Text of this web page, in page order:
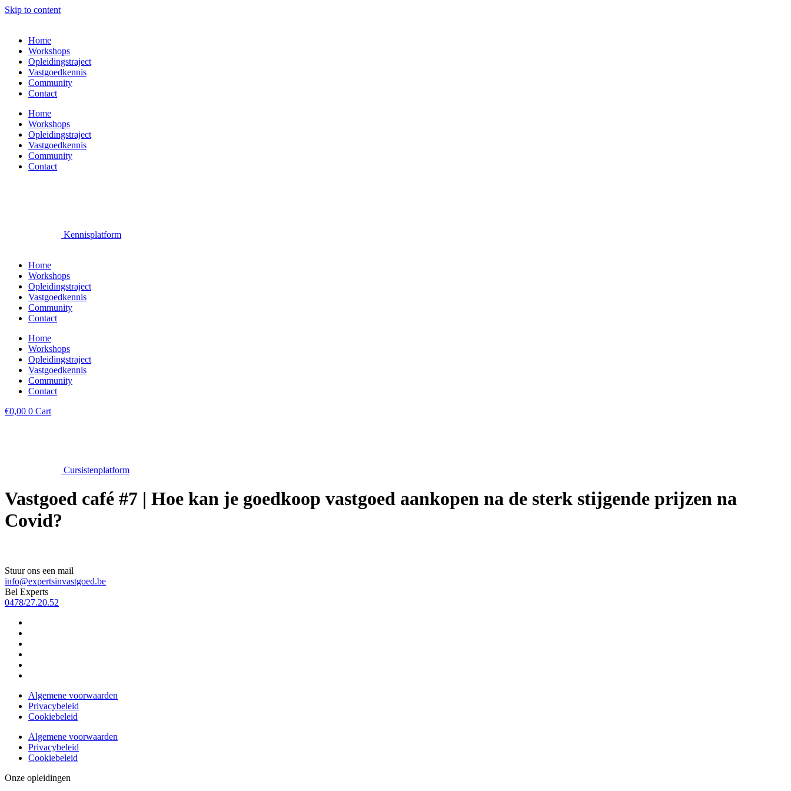
Skip to content
Home
Workshops
Opleidingstraject
Vastgoedkennis
Community
Contact
Home
Workshops
Opleidingstraject
Vastgoedkennis
Community
Contact
Kennisplatform
Home
Workshops
Opleidingstraject
Vastgoedkennis
Community
Contact
Home
Workshops
Opleidingstraject
Vastgoedkennis
Community
Contact
€0,00 0 Cart
Cursistenplatform
Vastgoed café #7 | Hoe kan je goedkoop vastgoed aankopen na de sterk stijgende prijzen na
Covid?
Stuur ons een mail
info@expertsinvastgoed.be
Bel Experts
0478/27.20.52
Algemene voorwaarden
Privacybeleid
Cookiebeleid
Algemene voorwaarden
Privacybeleid
Cookiebeleid
Onze opleidingen